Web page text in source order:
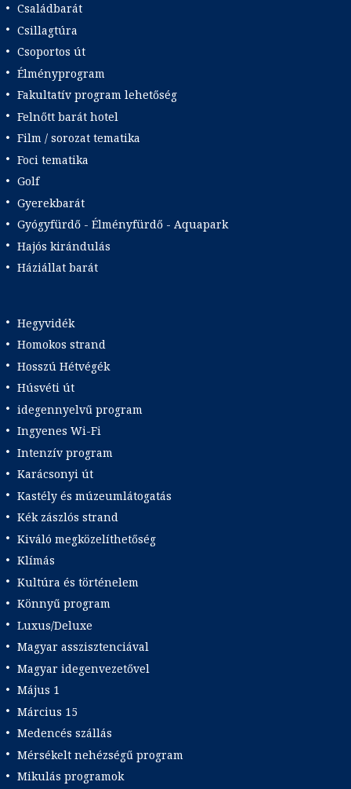
Családbarát
Csillagtúra
Csoportos út
Élményprogram
Fakultatív program lehetőség
Felnőtt barát hotel
Film / sorozat tematika
Foci tematika
Golf
Gyerekbarát
Gyógyfürdő - Élményfürdő - Aquapark
Hajós kirándulás
Háziállat barát
Hegyvidék
Homokos strand
Hosszú Hétvégék
Húsvéti út
idegennyelvű program
Ingyenes Wi-Fi
Intenzív program
Karácsonyi út
Kastély és múzeumlátogatás
Kék zászlós strand
Kiváló megközelíthetőség
Klímás
Kultúra és történelem
Könnyű program
Luxus/Deluxe
Magyar asszisztenciával
Magyar idegenvezetővel
Május 1
Március 15
Medencés szállás
Mérsékelt nehézségű program
Mikulás programok